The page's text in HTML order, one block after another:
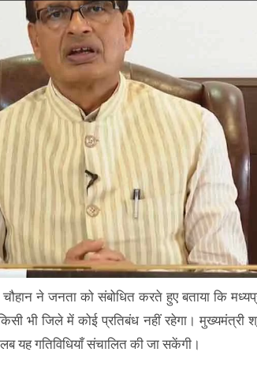
ने जनता को संबोधित करते हुए बताया कि
भी जिले में कोई प्रतिबंध नहीं रहेगा। मुख्यमंत्री
यह गतिविधियाँ संचालित की जा सकेंगी।